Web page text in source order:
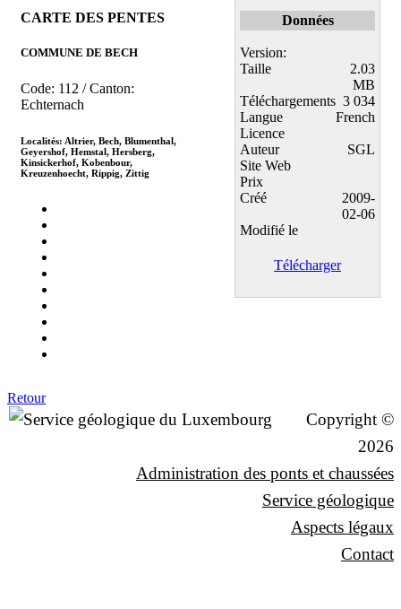
CARTE DES PENTES
COMMUNE DE BECH
Code: 112 / Canton:
Echternach
Localités: Altrier, Bech, Blumenthal,
Geyershof, Hemstal, Hersberg,
Kinsickerhof, Kobenbour,
Kreuzenhoecht, Rippig, Zittig
Données
Version:
Taille
2.03
MB
Téléchargements 3 034
Langue
French
Licence
Auteur
SGL
Site Web
Prix
Créé
2009-
02-06
Modifié le
Télécharger
Retour
Copyright ©
2026
Administration des ponts et chaussées
Service géologique
Aspects légaux
Contact